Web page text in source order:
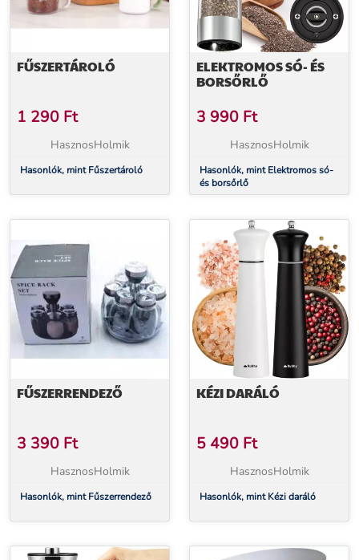
FŰSZERTÁROLÓ
1 290 Ft
HasznosHolmik
Hasonlók, mint Fűszertároló
ELEKTROMOS SÓ- ÉS
BORSŐRLŐ
3 990 Ft
HasznosHolmik
Hasonlók, mint Elektromos só-
és borsőrlő
FŰSZERRENDEZŐ
3 390 Ft
HasznosHolmik
Hasonlók, mint Fűszerrendező
KÉZI DARÁLÓ
5 490 Ft
HasznosHolmik
Hasonlók, mint Kézi daráló